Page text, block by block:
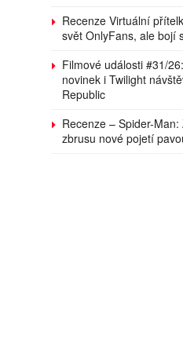
Recenze Virtuální
svět OnlyFans, ale bojí
Filmové události #31/
novinek i Twilight
Republic
Recenze – Spider-
zbrusu nové pojetí